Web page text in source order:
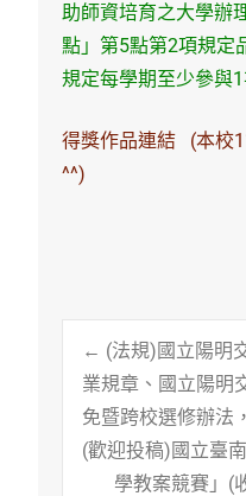
助師資培育之大學辦
點」第5點第2項規定
規定每學期至少參與
得獎作品連結 (本校
^^)
Post
← (法規)國立陽明
業規章、國立陽明
免暨跨校選修辦法
(歡迎投稿)國立臺
學教案競賽」(